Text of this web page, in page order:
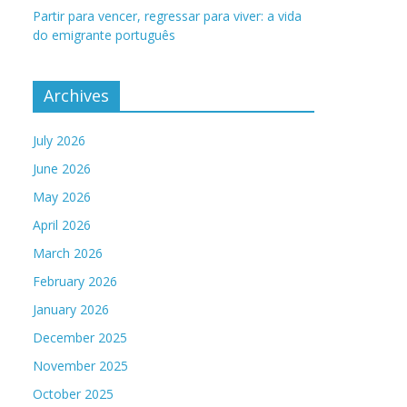
Partir para vencer, regressar para viver: a vida
do emigrante português
Archives
July 2026
June 2026
May 2026
April 2026
March 2026
February 2026
January 2026
December 2025
November 2025
October 2025